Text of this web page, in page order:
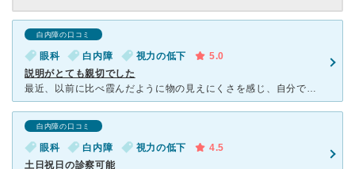
白内障の口コミ
眼科 白内障 視力の低下
5.0
説明がとても親切でした
最近、以前に比べ霞んだように物の見えにくさを感じ、自分でも白内障かどうか心配で受診しました。大きな病院で、受付も検査も案内が丁寧でした。検査結果の画像を医師から見せられ、分かりやすく説明して頂き、まだ
白内障の口コミ
眼科 白内障 視力の低下
4.5
土日祝日の診察可能